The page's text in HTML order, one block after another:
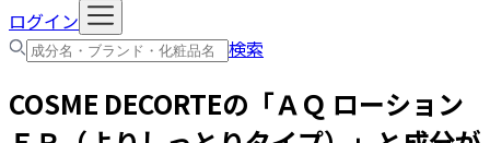
ログイン
検索
COSME DECORTEの「ＡＱ ローション